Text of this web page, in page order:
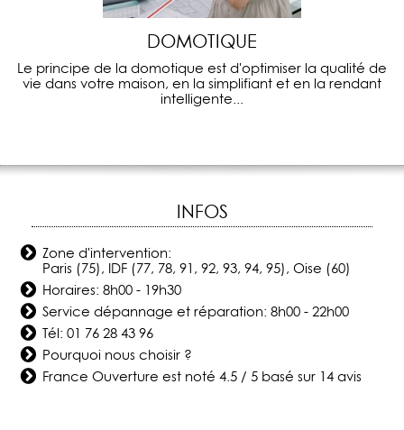
DOMOTIQUE
Le principe de la domotique est d'optimiser la qualité de
vie dans votre maison, en la simplifiant et en la rendant
intelligente...
INFOS
Zone d'intervention:
Paris (75), IDF (77, 78, 91, 92, 93, 94, 95), Oise (60)
Horaires: 8h00 - 19h30
Service dépannage et réparation: 8h00 - 22h00
Tél:01 76 28 43 96
Pourquoi nous choisir ?
France Ouverture est noté4.5 /5 basé sur 14avis